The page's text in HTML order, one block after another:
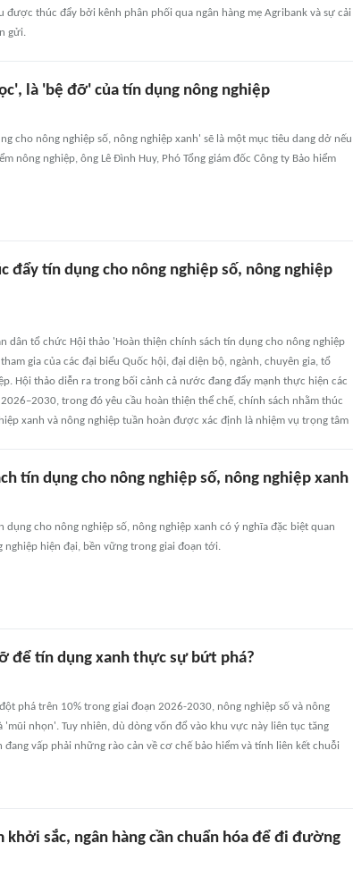
được thúc đẩy bởi kênh phân phối qua ngân hàng mẹ Agribank và sự cải
gửi.
là 'bệ đỡ' của tín dụng nông nghiệp
cho nông nghiệp số, nông nghiệp xanh' sẽ là một mục tiêu dang dở nếu
nông nghiệp, ông Lê Đình Huy, Phó Tổng giám đốc Công ty Bảo hiểm
đẩy tín dụng cho nông nghiệp số, nông nghiệp
dân tổ chức Hội thảo 'Hoàn thiện chính sách tín dụng cho nông nghiệp
gia của các đại biểu Quốc hội, đại diện bộ, ngành, chuyên gia, tổ
Hội thảo diễn ra trong bối cảnh cả nước đang đẩy mạnh thực hiện các
trong đó yêu cầu hoàn thiện thể chế, chính sách nhằm thúc
xanh và nông nghiệp tuần hoàn được xác định là nhiệm vụ trọng tâm
tín dụng cho nông nghiệp số, nông nghiệp xanh
dụng cho nông nghiệp số, nông nghiệp xanh có ý nghĩa đặc biệt quan
hiện đại, bền vững trong giai đoạn tới.
để tín dụng xanh thực sự bứt phá?
phá trên 10% trong giai đoạn 2026-2030, nông nghiệp số và nông
'mũi nhọn'. Tuy nhiên, dù dòng vốn đổ vào khu vực này liên tục tăng
vấp phải những rào cản về cơ chế bảo hiểm và tính liên kết chuỗi
khởi sắc, ngân hàng cần chuẩn hóa để đi đường